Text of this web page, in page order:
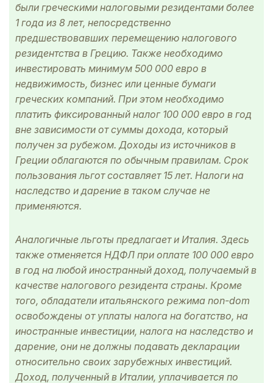
были греческими налоговыми резидентами более
1 года из 8 лет, непосредственно
предшествовавших перемещению налогового
резидентства в Грецию. Также необходимо
инвестировать минимум 500 000 евро в
недвижимость, бизнес или ценные бумаги
греческих компаний. При этом необходимо
платить фиксированный налог 100 000 евро в год
вне зависимости от суммы дохода, который
получен за рубежом. Доходы из источников в
Греции облагаются по обычным правилам. Срок
пользования льгот составляет 15 лет. Налоги на
наследство и дарение в таком случае не
применяются.
Аналогичные льготы предлагает и Италия. Здесь
также отменяется НДФЛ при оплате 100 000 евро
в год на любой иностранный доход, получаемый в
качестве налогового резидента страны. Кроме
того, обладатели итальянского режима non-dom
освобождены от уплаты налога на богатство, на
иностранные инвестиции, налога на наследство и
дарение, они не должны подавать декларации
относительно своих зарубежных инвестиций.
Доход, полученный в Италии, уплачивается по